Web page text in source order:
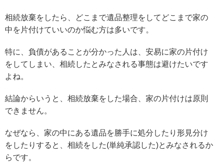
相続放棄をしたら、どこまで遺品整理をしてどこまで家の
中を片付けていいのか悩む方は多いです。
特に、負債があることが分かった人は、安易に家の片付け
をしてしまい、相続したとみなされる事態は避けたいです
よね。
結論からいうと、相続放棄をした場合、家の片付けは原則
できません。
なぜなら、家の中にある遺品を勝手に処分したり形見分け
をしたりすると、相続をした(単純承認した)とみなされるか
らです。